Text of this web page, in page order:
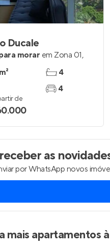
Ducale
morar em Zona 01,
4
4
de
as
por WhatsApp novos
mais apartamentos